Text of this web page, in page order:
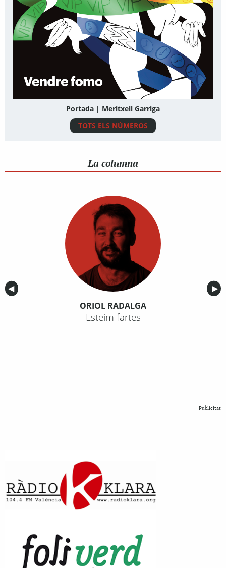
Portada | Meritxell Garriga
TOTS ELS NÚMEROS
La columna
Anterior
◀︎ ▶︎
ORIOL RADALGA
Esteim fartes
Publicitat